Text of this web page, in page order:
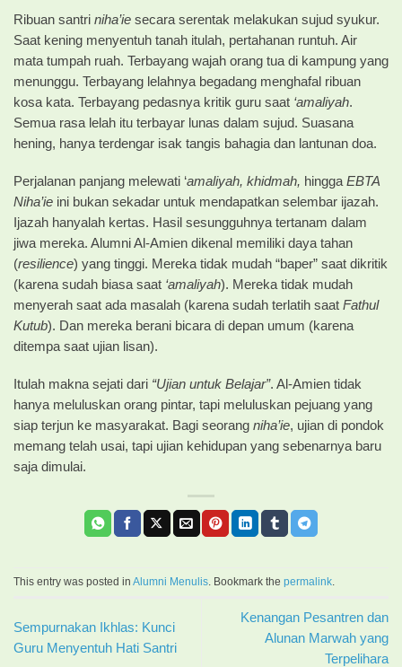
Ribuan santri niha’ie secara serentak melakukan sujud syukur.
Saat kening menyentuh tanah itulah, pertahanan runtuh. Air
mata tumpah ruah. Terbayang wajah orang tua di kampung yang
menunggu. Terbayang lelahnya begadang menghafal ribuan
kosa kata. Terbayang pedasnya kritik guru saat ‘amaliyah.
Semua rasa lelah itu terbayar lunas dalam sujud. Suasana
hening, hanya terdengar isak tangis bahagia dan lantunan doa.
Perjalanan panjang melewati ‘amaliyah, khidmah, hingga EBTA
Niha’ie ini bukan sekadar untuk mendapatkan selembar ijazah.
Ijazah hanyalah kertas. Hasil sesungguhnya tertanam dalam
jiwa mereka. Alumni Al-Amien dikenal memiliki daya tahan
(resilience) yang tinggi. Mereka tidak mudah “baper” saat dikritik
(karena sudah biasa saat ‘amaliyah). Mereka tidak mudah
menyerah saat ada masalah (karena sudah terlatih saat Fathul
Kutub). Dan mereka berani bicara di depan umum (karena
ditempa saat ujian lisan).
Itulah makna sejati dari “Ujian untuk Belajar”. Al-Amien tidak
hanya meluluskan orang pintar, tapi meluluskan pejuang yang
siap terjun ke masyarakat. Bagi seorang niha’ie, ujian di pondok
memang telah usai, tapi ujian kehidupan yang sebenarnya baru
saja dimulai.
This entry was posted in Alumni Menulis . Bookmark the permalink
Sempurnakan Ikhlas: Kunci
Guru Menyentuh Hati Santri
Kenangan Pesantren dan
Alunan Marwah yang
Terpelihara